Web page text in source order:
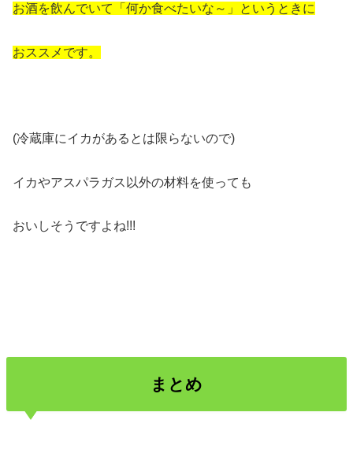
お酒を飲んでいて「何か食べたいな～」というときに
おススメです。
(冷蔵庫にイカがあるとは限らないので)
イカやアスパラガス以外の材料を使っても
おいしそうですよね!!!
まとめ